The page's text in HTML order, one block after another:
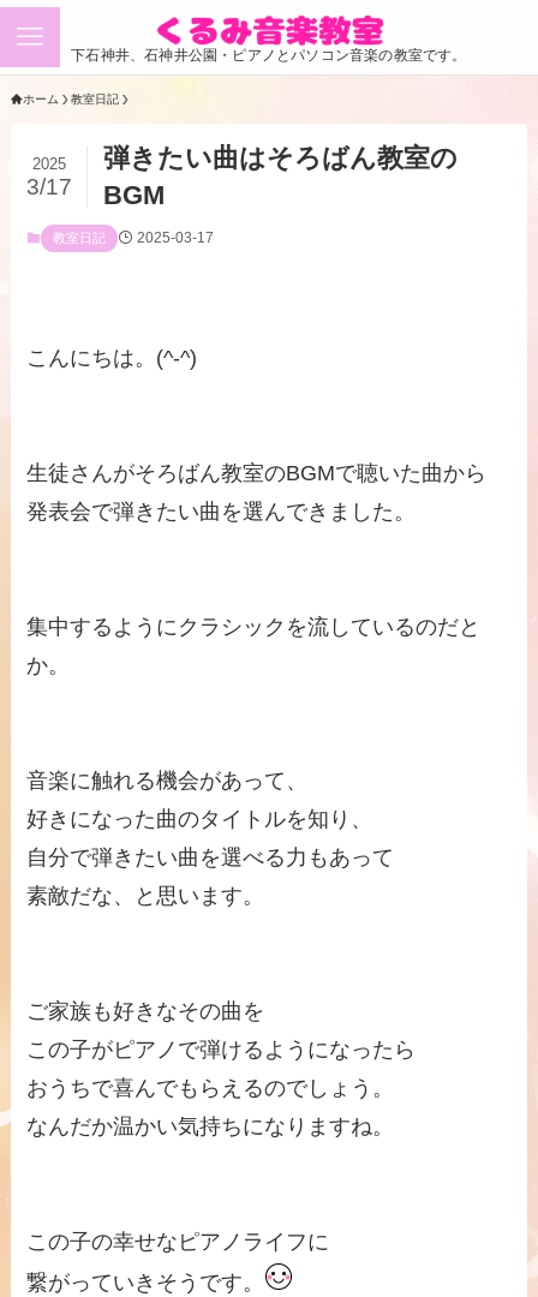
下石神井、石神井公園・ピアノとパソコン音楽の教室です。
ホーム 教室日記
弾きたい曲はそろばん教室の
BGM
2025
3/17
教室日記 2025-03-17
こんにちは。(^-^)
生徒さんがそろばん教室のBGMで聴いた曲から
発表会で弾きたい曲を選んできました。
集中するようにクラシックを流しているのだと
か。
音楽に触れる機会があって、
好きになった曲のタイトルを知り、
自分で弾きたい曲を選べる力もあって
素敵だな、と思います。
ご家族も好きなその曲を
この子がピアノで弾けるようになったら
おうちで喜んでもらえるのでしょう。
なんだか温かい気持ちになりますね。
この子の幸せなピアノライフに
繋がっていきそうです。